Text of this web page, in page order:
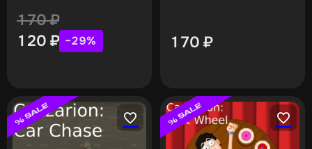
170₽
120 ₽ −29% 170 ₽